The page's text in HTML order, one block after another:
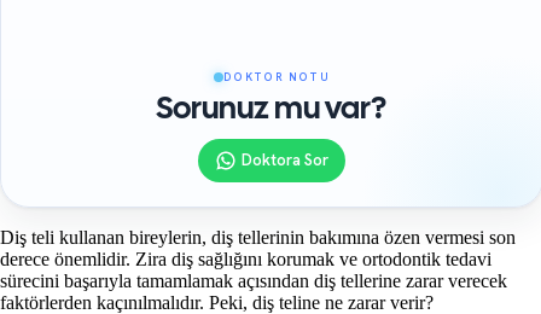
DOKTOR NOTU
Sorunuz mu var?
Doktora Sor
Diş teli kullanan bireylerin, diş tellerinin bakımına özen vermesi son
derece önemlidir. Zira diş sağlığını korumak ve ortodontik tedavi
sürecini başarıyla tamamlamak açısından diş tellerine zarar verecek
faktörlerden kaçınılmalıdır. Peki, diş teline ne zarar verir?